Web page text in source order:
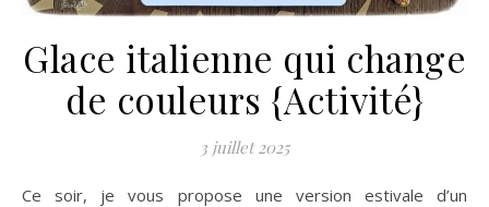
Glace italienne qui change
de couleurs {Activité}
3 juillet 2025
Ce soir, je vous propose une version estivale d’un